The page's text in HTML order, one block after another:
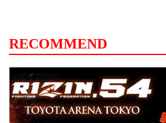
RECOMMEND